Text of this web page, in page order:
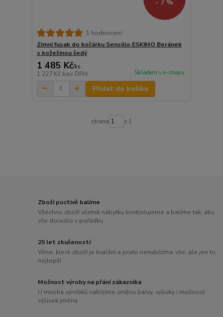
- 7 %
1 hodnocení
Zimní fusak do kočárku Sensillo ESKIMO Beránek
s kožešinou šedý
1 485 Kč/ks
1 227 Kč bez DPH Skladem v e-shopu
Přidat do košíku
strana z 1
Zboží poctivě balíme
Všechno zboží včetně nábytku kontrolujeme a balíme tak, aby
vše dorazilo v pořádku
25 let zkušeností
Víme, které zboží je kvalitní a proto nenabízíme vše, ale jen to
nejlepší
Možnost výroby na přání zákazníka
U mnoha výrobků nabízíme změnu barvy, výšivky i možnost
výšivek jména